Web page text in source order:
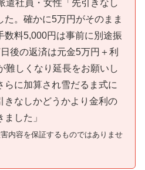
遣社員・女性「先引きなし
。確かに5万円がそのまま
数料5,000円は事前に別途振
後の返済は元金5万円＋利
難しくなり延長をお願いし
らに加算され雪だるま式に
きなしかどうかより金利の
した」
内容を保証するものではありませ